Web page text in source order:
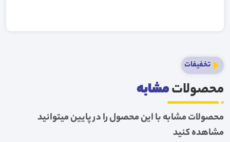
تخفیفات
محصولاتمشابه
محصولات مشابه با این محصول را در پایین میتوانید
مشاهده کنید